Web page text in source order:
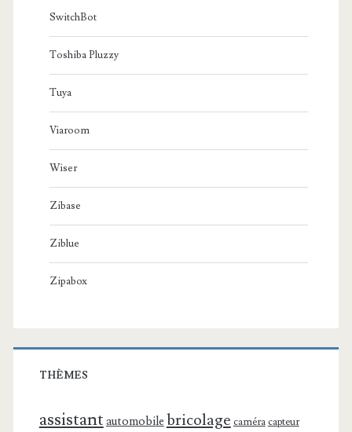
SwitchBot
Toshiba Pluzzy
Tuya
Viaroom
Wiser
Zibase
Ziblue
Zipabox
THÈMES
assistant automobile bricolage caméra capteur